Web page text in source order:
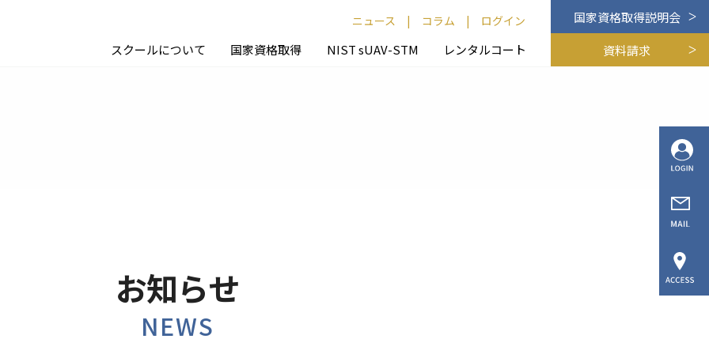
スクールについて 国家資格取得 NIST sUAV-STM レンタルコート
ニュース | コラム | ログイン
国家資格取得説明会
資料請求
お知らせ
NEWS